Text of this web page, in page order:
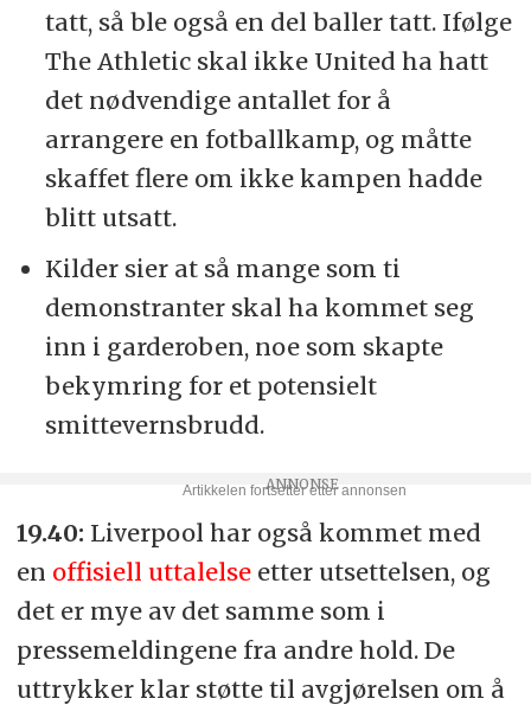
tatt, så ble også en del baller tatt. Ifølge
The Athletic skal ikke United ha hatt
det nødvendige antallet for å
arrangere en fotballkamp, og måtte
skaffet flere om ikke kampen hadde
blitt utsatt.
Kilder sier at så mange som ti
demonstranter skal ha kommet seg
inn i garderoben, noe som skapte
bekymring for et potensielt
smittevernsbrudd.
19.40: Liverpool har også kommet med
en offisiell uttalelseetter utsettelsen, og
det er mye av det samme som i
pressemeldingene fra andre hold. De
uttrykker klar støtte til avgjørelsen om å